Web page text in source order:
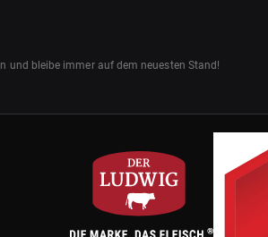
und bleibe immer auf dem neuesten Stand!